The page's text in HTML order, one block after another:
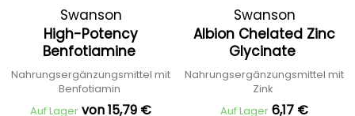
Swanson
High-Potency
Benfotiamine
Nahrungsergänzungsmittel mit
Benfotiamin
Auf Lager von 15,79 €
Swanson
Albion Chelated Zinc
Glycinate
Nahrungsergänzungsmittel mit
Zink
Auf Lager 6,17 €